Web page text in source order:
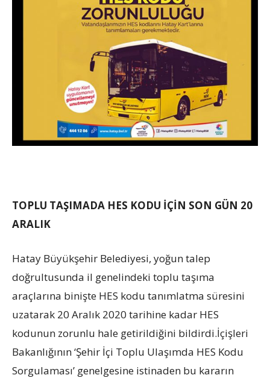
TOPLU TAŞIMADA HES KODU İÇİN SON GÜN 20
ARALIK
Hatay Büyükşehir Belediyesi, yoğun talep
doğrultusunda il genelindeki toplu taşıma
araçlarına binişte HES kodu tanımlatma süresini
uzatarak 20 Aralık 2020 tarihine kadar HES
kodunun zorunlu hale getirildiğini bildirdi.İçişleri
Bakanlığının ‘Şehir İçi Toplu Ulaşımda HES Kodu
Sorgulaması’ genelgesine istinaden bu kararın